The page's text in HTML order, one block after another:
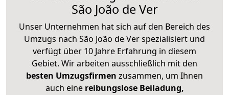
São João de Ver
Unser Unternehmen hat sich auf den Bereich des
Umzugs nach São João de Ver spezialisiert und
verfügt über 10 Jahre Erfahrung in diesem
Gebiet. Wir arbeiten ausschließlich mit den
besten Umzugsfirmen zusammen, um Ihnen
auch eine reibungslose Beiladung,